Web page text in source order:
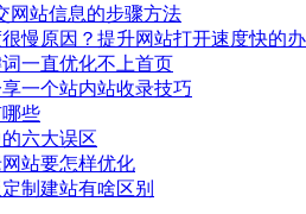
网站信息的步骤方法
慢原因？提升网站打开速度快的
一直优化不上首页
一个站内站收录技巧
些
六大误区
站要怎样优化
制建站有啥区别